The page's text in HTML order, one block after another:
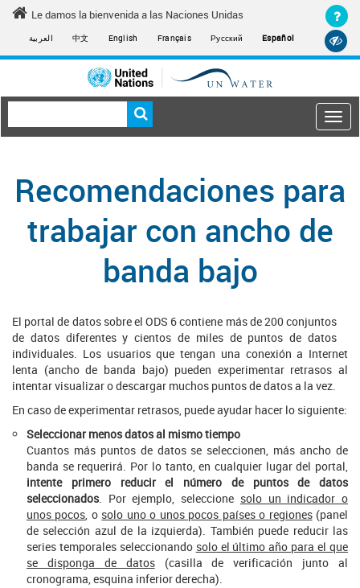
Skip
content
Le damos la bienvenida a las Naciones Unidas
العربية 中文 English Français Русский Español
navigation
Recomendaciones para
trabajar con ancho de
banda bajo
El portal de datos sobre el ODS 6 contiene más de 200 conjuntos
de datos diferentes y cientos de miles de puntos de datos
individuales. Los usuarios que tengan una conexión a Internet
lenta (ancho de banda bajo) pueden experimentar retrasos al
intentar visualizar o descargar muchos puntos de datos a la vez.
En caso de experimentar retrasos, puede ayudar hacer lo siguiente:
Seleccionar menos datos al mismo tiempo
Cuantos más puntos de datos se seleccionen, más ancho de
banda se requerirá. Por lo tanto, en cualquier lugar del portal,
intente primero reducir el número de puntos de datos
seleccionados. Por ejemplo, seleccione solo un indicador o
unos pocos, o solo uno o unos pocos países o regiones(panel
de selección azul de la izquierda). También puede reducir las
series temporales seleccionando solo el último año para el que
se disponga de datos(casilla de verificación junto al
cronograma, esquina inferior derecha).